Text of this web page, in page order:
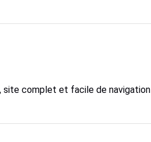
site complet et facile de navigation